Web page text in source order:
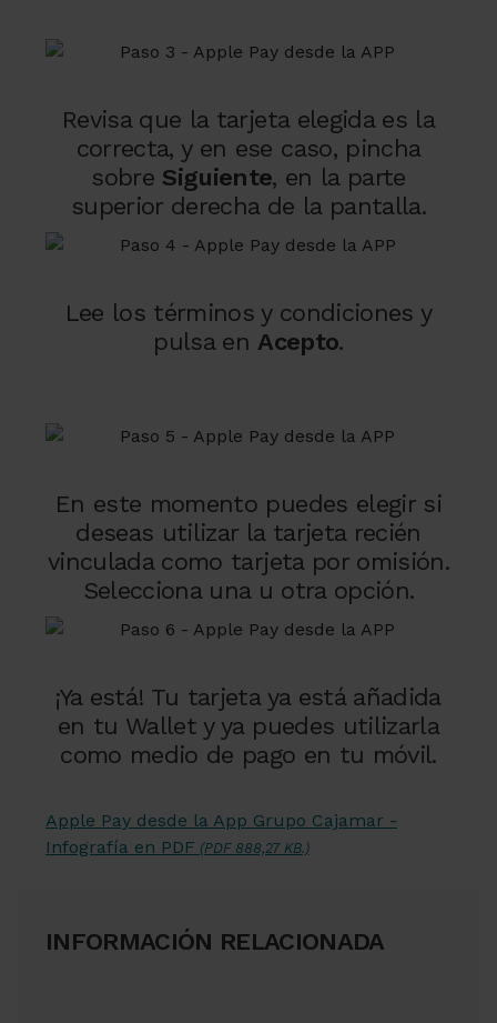
Revisa que la tarjeta elegida es la
correcta, y en ese caso, pincha
sobre Siguiente, en la parte
superior derecha de la pantalla.
Lee los términos y condiciones y
pulsa enAcepto.
En este momento puedes elegir si
deseas utilizar la tarjeta recién
vinculada como tarjeta por omisión.
Selecciona una u otra opción.
¡Ya está! Tu tarjeta ya está añadida
en tu Wallet y ya puedes utilizarla
como medio de pago en tu móvil.
Apple Pay desde la App Grupo Cajamar -
Infografía en PDF (PDF 888,27 KB.)
INFORMACIÓN RELACIONADA